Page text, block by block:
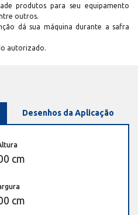
produtos para seu equipamento
outros.
dá sua máquina durante a safra
autorizado.
Desenhos da Aplicação
cm
cm